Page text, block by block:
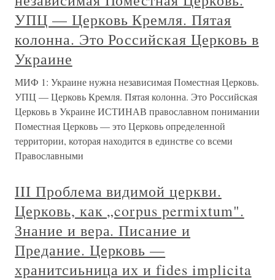
УПЦ — Церковь Кремля. Пятая
колонна. Это Российская Церковь в
Украине
МИФ 1: Украине нужна независимая Поместная Церковь.
УПЦ — Церковь Кремля. Пятая колонна. Это Российская
Церковь в Украине ИСТИНАВ православном понимании
Поместная Церковь — это Церковь определенной
территории, которая находится в единстве со всеми
Православными
III Проблема видимой церкви.
Церковь, как „corpus permixtum".
Знание и вера. Писание и
Предание. Церковь —
хранитсиьница их и fides implicita